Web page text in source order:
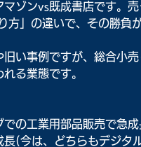
ゾンvs既成書店です。
方」の違いで、その勝負
い事例ですが、総合小
る業態です。
の工業用部品販売で急
(今は、どちらもデジタ